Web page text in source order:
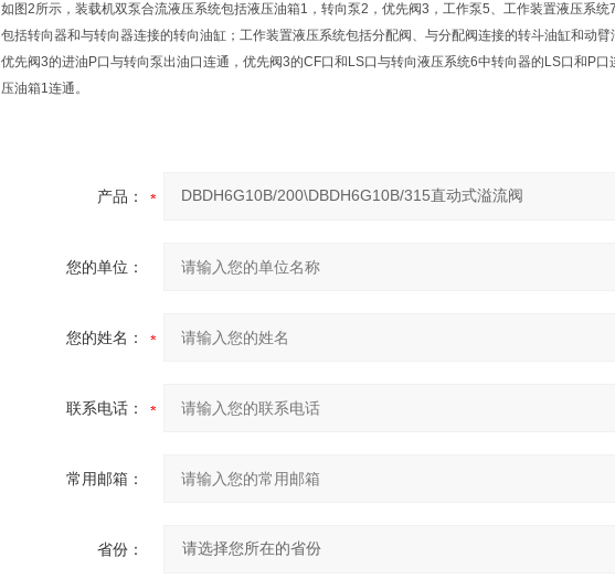
如图2所示，装载机双泵合流液压系统包括液压油箱1，转向泵2，优先阀3，工作泵5、工作装置液压系
包括转向器和与转向器连接的转向油缸；工作装置液压系统包括分配阀、与分配阀连接的转斗油缸和动
优先阀3的进油P口与转向泵出油口连通，优先阀3的CF口和LS口与转向液压系统6中转向器的LS口和P
压油箱1连通。
产品：
您的单位：
您的姓名：
联系电话：
常用邮箱：
省份：